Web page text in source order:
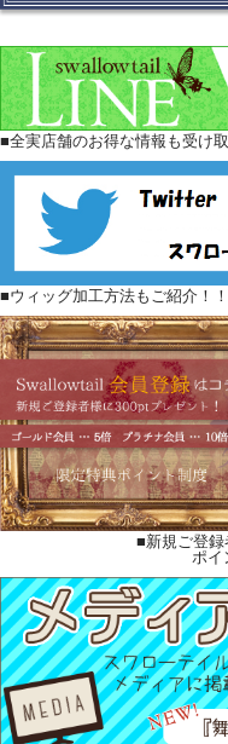
■全実店舗のお得な情報も受け
■ウィッグ加工方法もご紹介！！
■新規ご登録
ポイ